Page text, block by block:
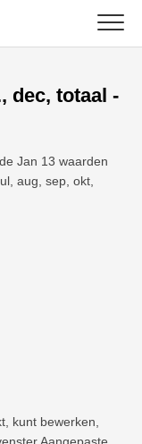
dec, totaal -
Jan 13 waarden
aug, sep, okt,
kunt bewerken,
Aangepaste